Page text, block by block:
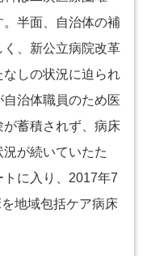
半面、自治体の補
、新公立病院改革
しの状況に迫られ
治体職員のため医
蓄積されず、病床
が続いていたた
に入り、2017年7
地域包括ケア病床